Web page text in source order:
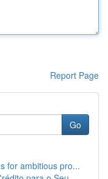
Report Page
Go
for ambitious pro...